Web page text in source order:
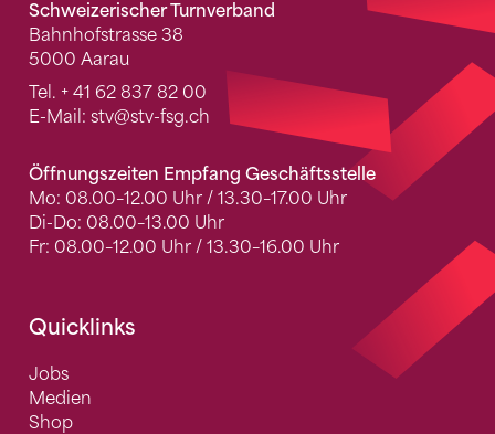
Schweizerischer Turnverband
Bahnhofstrasse 38
5000 Aarau
Tel. + 41 62 837 82 00
E-Mail: stv@stv-fsg.ch
Öffnungszeiten Empfang Geschäftsstelle
Mo: 08.00–12.00 Uhr / 13.30–17.00 Uhr
Di-Do: 08.00–13.00 Uhr
Fr: 08.00–12.00 Uhr / 13.30–16.00 Uhr
Quicklinks
Jobs
Medien
Shop